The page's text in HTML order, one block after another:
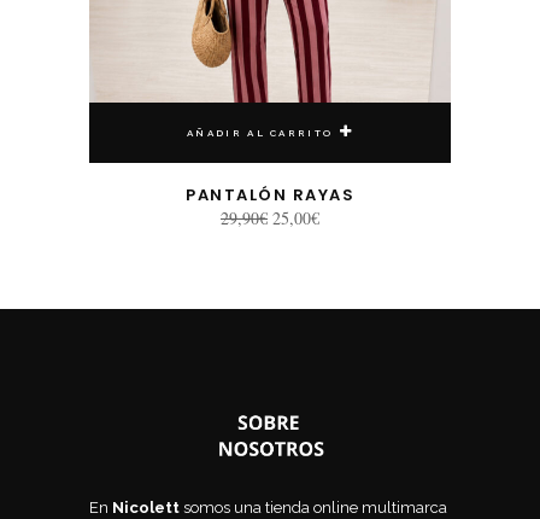
AÑADIR AL CARRITO
PANTALÓN RAYAS
29,90€ El
precio
25,00€El
En Nicolett somos una tienda online multimarca